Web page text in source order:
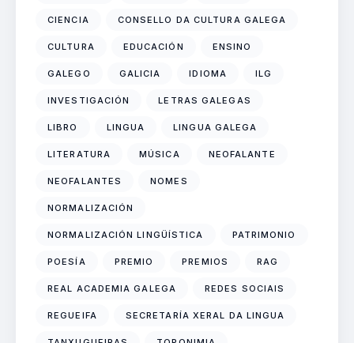
CIENCIA CONSELLO DA CULTURA GALEGA
CULTURA EDUCACIÓN ENSINO
GALEGO GALICIA IDIOMA ILG
INVESTIGACIÓN LETRAS GALEGAS
LIBRO LINGUA LINGUA GALEGA
LITERATURA MÚSICA NEOFALANTE
NEOFALANTES NOMES
NORMALIZACIÓN
NORMALIZACIÓN LINGÜÍSTICA PATRIMONIO
POESÍA PREMIO PREMIOS RAG
REAL ACADEMIA GALEGA REDES SOCIAIS
REGUEIFA SECRETARÍA XERAL DA LINGUA